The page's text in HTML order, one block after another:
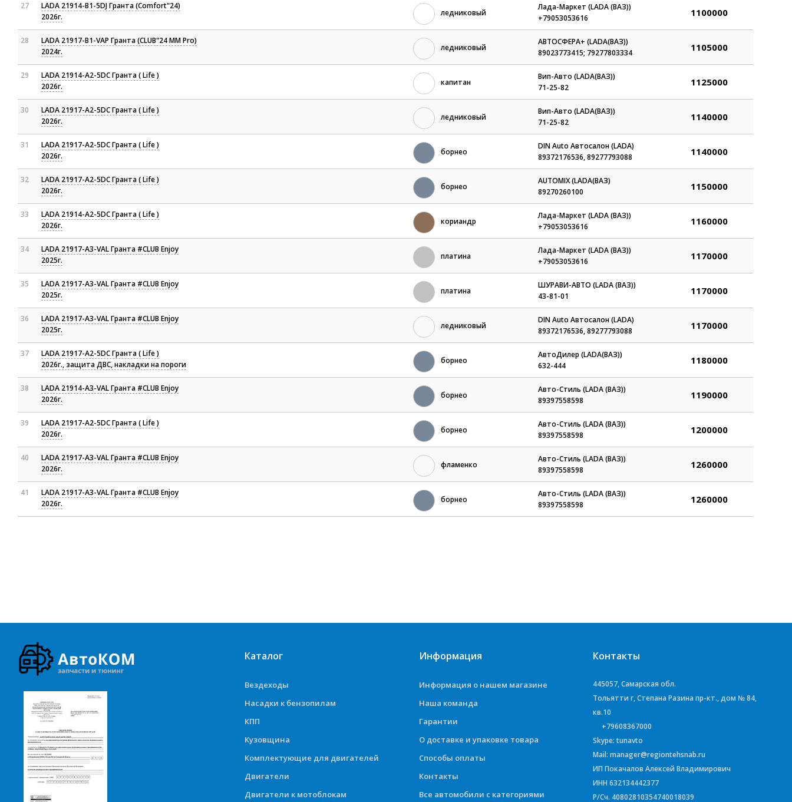
27
LADA 21914-B1-5DJ Гранта (Comfort"24)
2026г.
ледниковый
Лада-Маркет (LADA (ВАЗ))
+79053053616
1100000
28
LADA 21917-B1-VAP Гранта (СLUB"24 MM Pro)
2024г.
ледниковый
АВТОСФЕРА+ (LADA(ВАЗ))
89023773415; 79277803334
1105000
29
LADA 21914-A2-5DC Гранта ( Life )
2026г.
капитан
Вип-Авто (LADA(ВАЗ))
71-25-82
1125000
30
LADA 21917-A2-5DC Гранта ( Life )
2026г.
ледниковый
Вип-Авто (LADA(ВАЗ))
71-25-82
1140000
31
LADA 21917-A2-5DC Гранта ( Life )
2026г.
борнео
DIN Auto Автосалон (LADA)
89372176536, 89277793088
1140000
32
LADA 21917-A2-5DC Гранта ( Life )
2026г.
борнео
AUTOMIX (LADA(ВАЗ)
89270260100
1150000
33
LADA 21914-A2-5DC Гранта ( Life )
2026г.
кориандр
Лада-Маркет (LADA (ВАЗ))
+79053053616
1160000
34
LADA 21917-A3-VAL Гранта #CLUB Enjoy
2025г.
платина
Лада-Маркет (LADA (ВАЗ))
+79053053616
1170000
35
LADA 21917-A3-VAL Гранта #CLUB Enjoy
2025г.
платина
ШУРАВИ-АВТО (LADA (ВАЗ))
43-81-01
1170000
36
LADA 21917-A3-VAL Гранта #CLUB Enjoy
2025г.
ледниковый
DIN Auto Автосалон (LADA)
89372176536, 89277793088
1170000
37
LADA 21917-A2-5DC Гранта ( Life )
2026г., защита ДВС, накладки на пороги
борнео
АвтоДилер (LADA(ВАЗ))
632-444
1180000
38
LADA 21914-A3-VAL Гранта #CLUB Enjoy
2026г.
борнео
Авто-Стиль (LADA (ВАЗ))
89397558598
1190000
39
LADA 21917-A2-5DC Гранта ( Life )
2026г.
борнео
Авто-Стиль (LADA (ВАЗ))
89397558598
1200000
40
LADA 21917-A3-VAL Гранта #CLUB Enjoy
2026г.
фламенко
Авто-Стиль (LADA (ВАЗ))
89397558598
1260000
41
LADA 21917-A3-VAL Гранта #CLUB Enjoy
2026г.
борнео
Авто-Стиль (LADA (ВАЗ))
89397558598
1260000
Каталог
Вездеходы
Насадки к бензопилам
КПП
Кузовщина
Комплектующие для двигателей
Двигатели
Двигатели к мотоблокам
Информация
Информация о нашем магазине
Наша команда
Гарантии
О доставке и упаковке товара
Способы оплаты
Контакты
Все автомобили с категориями
Контакты
445057, Самарская обл.
Тольятти г, Степана Разина пр-кт., дом № 84,
кв.10
+79608367000
Skype: tunavto
Mail: manager@regiontehsnab.ru
ИП Покачалов Алексей Владимирович
ИНН 632134442377
Р/Сч. 40802810354740018039